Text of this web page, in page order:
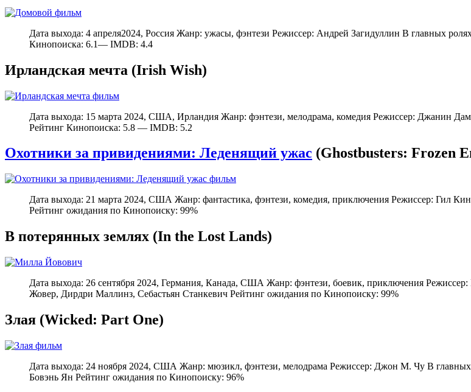
Дата выхода: 4 апреля2024, Россия Жанр: ужасы, фэнтези Режиссер: Андрей Загидуллин В главных
Кинопоиска: 6.1— IMDB: 4.4
Ирландская мечта (Irish Wish)
Дата выхода: 15 марта 2024, США, Ирландия Жанр: фэнтези, мелодрама, комедия Режиссер: Джанин
Рейтинг Кинопоиска: 5.8 — IMDB: 5.2
Охотники за привидениями: Леденящий ужас (Ghostbusters: Frozen
Дата выхода: 21 марта 2024, США Жанр: фантастика, фэнтези, комедия, приключения Режиссер: Гил
Рейтинг ожидания по Кинопоиску: 99%
В потерянных землях (In the Lost Lands)
Дата выхода: 26 сентября 2024, Германия, Канада, США Жанр: фэнтези, боевик, приключения
Жовер, Дирдри Маллинз, Себастьян Станкевич Рейтинг ожидания по Кинопоиску: 99%
Злая (Wicked: Part One)
Дата выхода: 24 ноября 2024, США Жанр: мюзикл, фэнтези, мелодрама Режиссер: Джон М. Чу В
Бовэнь Ян Рейтинг ожидания по Кинопоиску: 96%